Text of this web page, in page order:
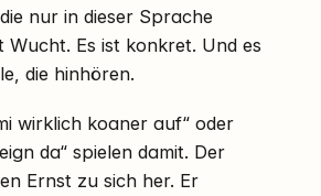
nur in dieser Sprache
Wucht. Es ist konkret. Und es
die hinhören.
wirklich koaner auf“ oder
da“ spielen damit. Der
Ernst zu sich her. Er